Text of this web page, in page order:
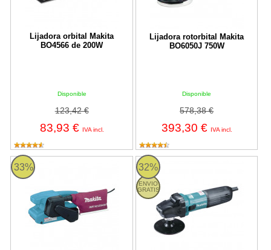
Lijadora orbital Makita
BO4566 de 200W
Disponible
123,42 €
83,93 € IVA incl.
Lijadora rotorbital Makita
BO6050J 750W
Disponible
578,38 €
393,30 € IVA incl.
33%
Lijadora de banda Makita 9911 de 76x457mm con velocidad
32%
ENVIO
GRATIS
Lijadora de disco Makita